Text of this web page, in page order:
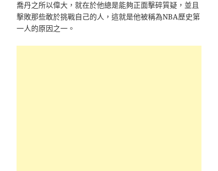
喬丹之所以偉大，就在於他總是能夠正面擊碎質疑，並且
擊敗那些敢於挑戰自己的人，這就是他被稱為NBA歷史第
一人的原因之一。